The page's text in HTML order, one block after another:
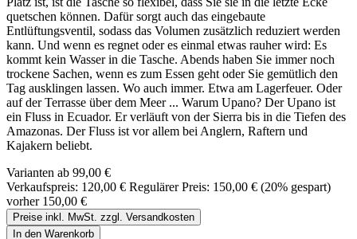
quetschen können. Dafür sorgt auch das eingebaute
Entlüftungsventil, sodass das Volumen zusätzlich reduziert werden
kann. Und wenn es regnet oder es einmal etwas rauher wird: Es
kommt kein Wasser in die Tasche. Abends haben Sie immer noch
trockene Sachen, wenn es zum Essen geht oder Sie gemütlich den
Tag ausklingen lassen. Wo auch immer. Etwa am Lagerfeuer. Oder
auf der Terrasse über dem Meer ... Warum Upano? Der Upano ist
ein Fluss in Ecuador. Er verläuft von der Sierra bis in die Tiefen des
Amazonas. Der Fluss ist vor allem bei Anglern, Raftern und
Kajakern beliebt.
Varianten ab 99,00 €
Verkaufspreis: 120,00 € Regulärer Preis: 150,00 € (20% gespart)
vorher 150,00 €
Preise inkl. MwSt. zzgl. Versandkosten
In den Warenkorb